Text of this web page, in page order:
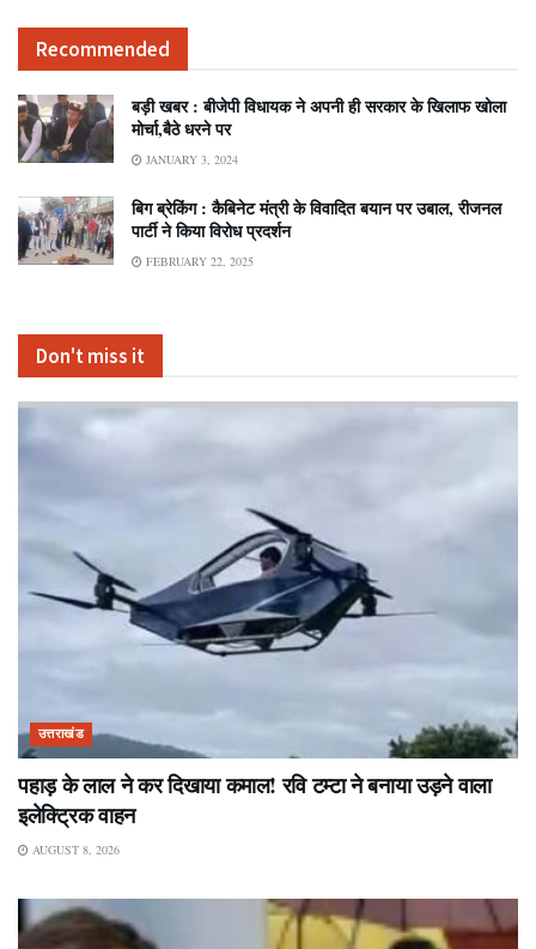
Recommended
बड़ी खबर : बीजेपी विधायक ने अपनी ही सरकार के खिलाफ खोला
मोर्चा,बैठे धरने पर
JANUARY 3, 2024
बिग ब्रेकिंग : कैबिनेट मंत्री के विवादित बयान पर उबाल, रीजनल
पार्टी ने किया विरोध प्रदर्शन
FEBRUARY 22, 2025
Don't miss it
उत्तराखंड
पहाड़ के लाल ने कर दिखाया कमाल! रवि टम्टा ने बनाया उड़ने वाला
इलेक्ट्रिक वाहन
AUGUST 8, 2026